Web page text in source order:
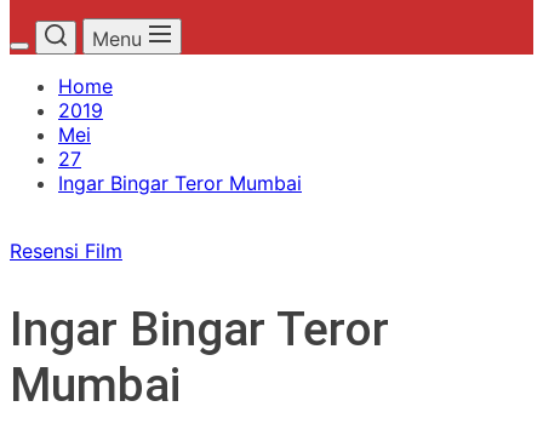
Menu
Home
2019
Mei
27
Ingar Bingar Teror Mumbai
Resensi Film
Ingar Bingar Teror
Mumbai